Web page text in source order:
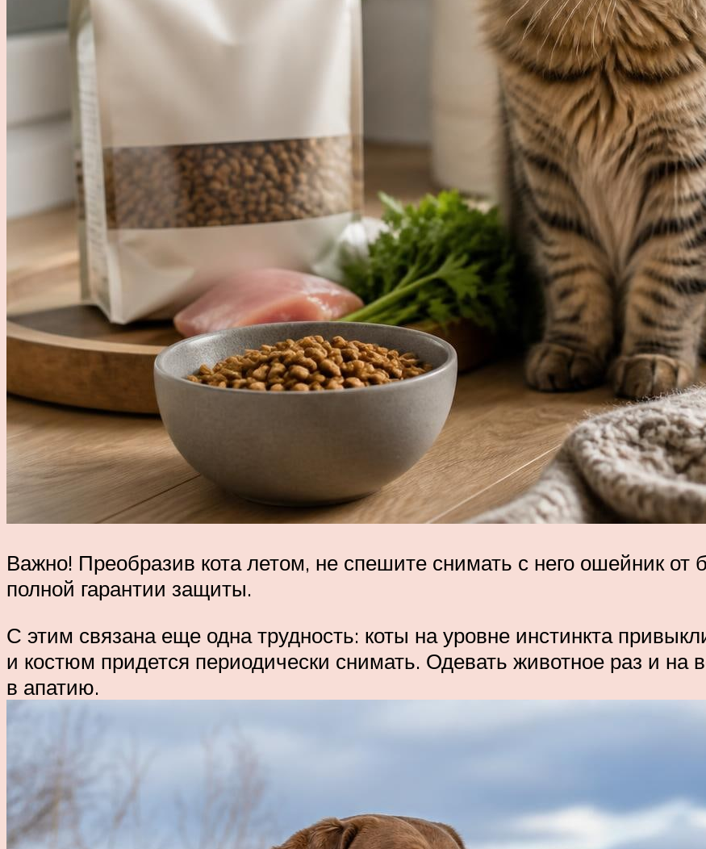
Важно! Преобразив кота летом, не спешите снимать с него ошейник
полной гарантии защиты.
С этим связана еще одна трудность: коты на уровне инстинкта
и костюм придется периодически снимать. Одевать животное раз и на
в апатию.